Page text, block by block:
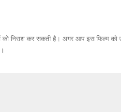
निराश कर सकती है। अगर आप इस फिल्म